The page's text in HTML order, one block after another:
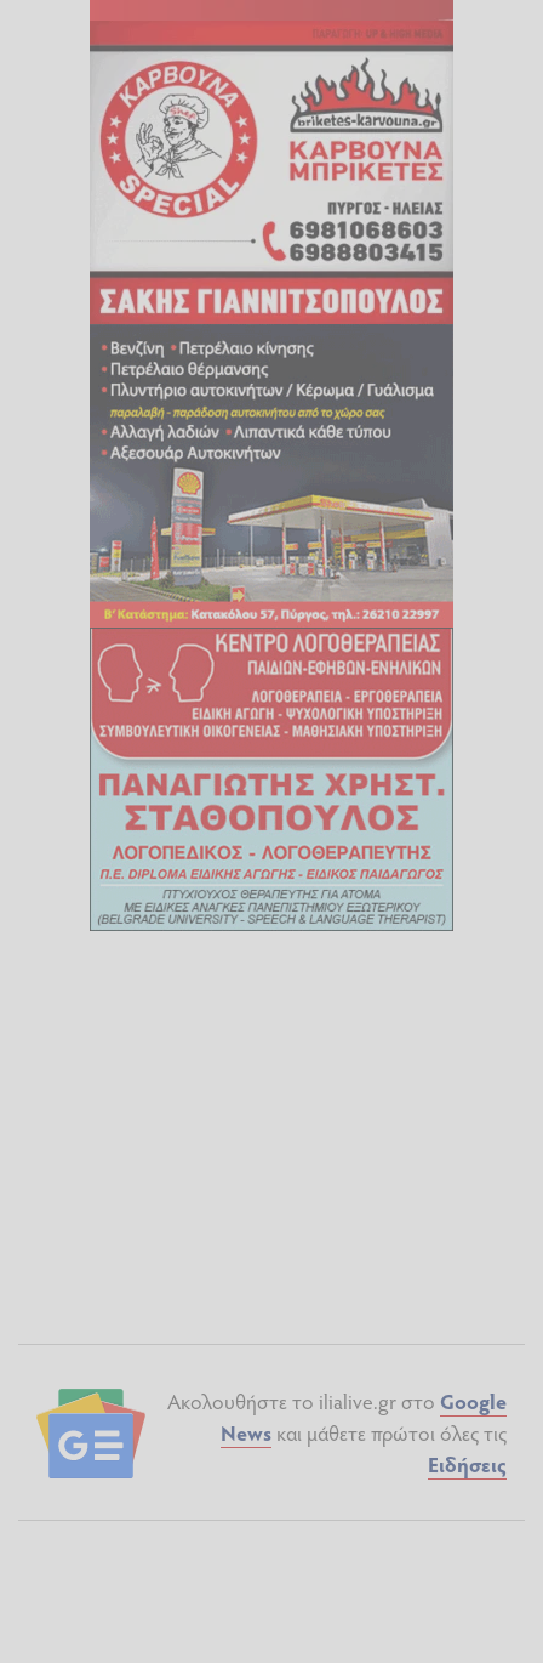
Ακολουθήστε το ilialive.gr στο Google
News και μάθετε πρώτοι όλες τις
Ειδήσεις